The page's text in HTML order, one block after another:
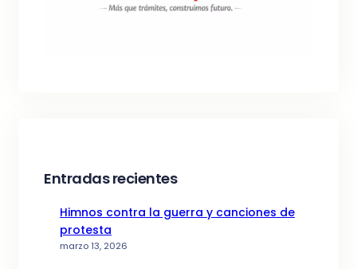
Entradas recientes
Himnos contra la guerra y canciones de
protesta
marzo 13, 2026